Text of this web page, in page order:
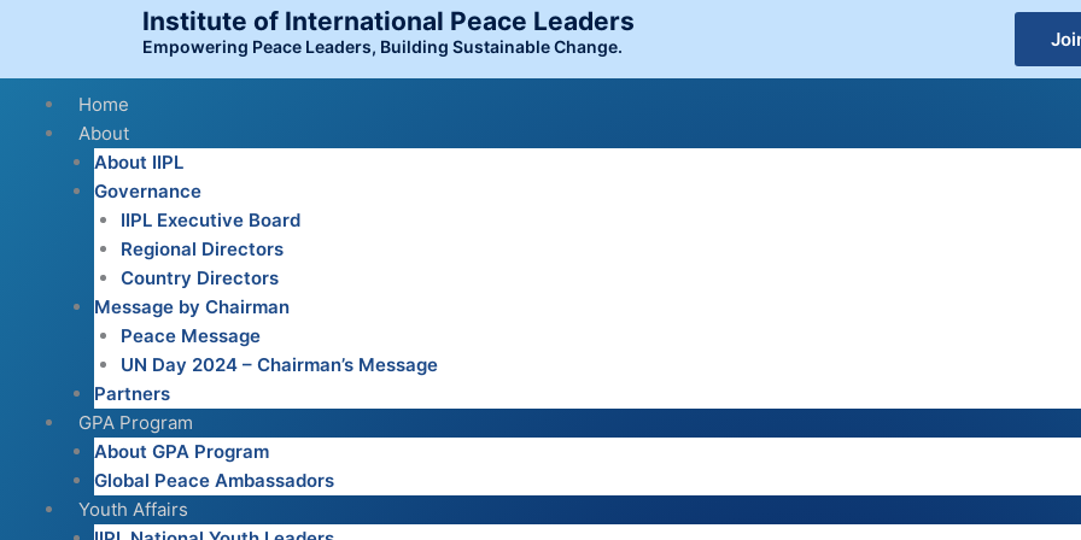
Institute of International Peace Leaders
Empowering Peace Leaders, Building Sustainable Change.
Home
About
About IIPL
Governance
IIPL Executive Board
Regional Directors
Country Directors
Message by Chairman
Peace Message
UN Day 2024 – Chairman’s Message
Partners
GPA Program
About GPA Program
Global Peace Ambassadors
Youth Affairs
Menu